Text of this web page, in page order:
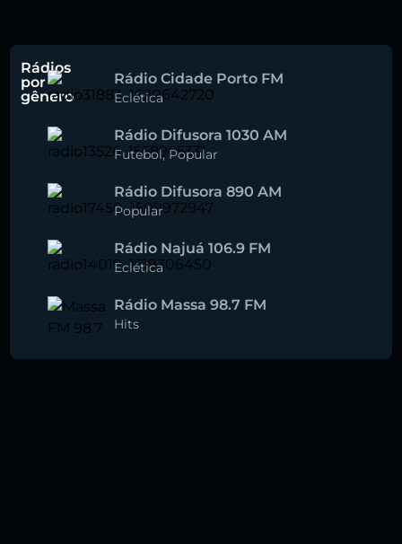
Rádios
por
gênero
Rádio Cidade Porto FM
Eclética
Rádio Difusora 1030 AM
Futebol,Popular
Rádio Difusora 890 AM
Popular
Rádio Najuá 106.9 FM
Eclética
Rádio Massa 98.7 FM
Hits